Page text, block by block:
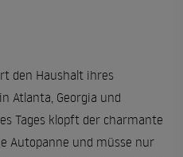
den Haushalt ihres
Atlanta, Georgia und
Tages klopft der charmante
Autopanne und müsse nur